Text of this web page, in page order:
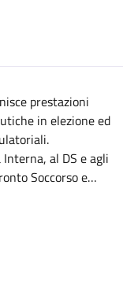
prestazioni
in elezione ed
al DS e agli
Soccorso e